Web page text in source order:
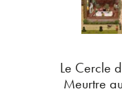
Le Cercle
Meurtre